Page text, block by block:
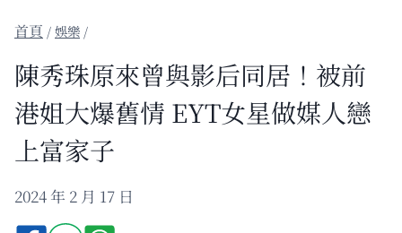
/娛樂 /
陳秀珠原來曾與影后同居！被前
港姐大爆舊情 EYT女星做媒人戀
上富家子
2024 年 2 月 17 日